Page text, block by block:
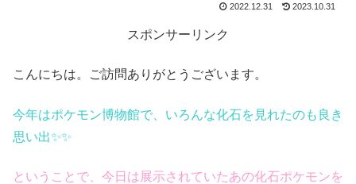
2022.12.31 2023.10.31
スポンサーリンク
こんにちは。ご訪問ありがとうございます。
今年はポケモン博物館で、いろんな化石を見れたのも良き
思い出✨✨
ということで、今日は展示されていたあの化石ポケモンを